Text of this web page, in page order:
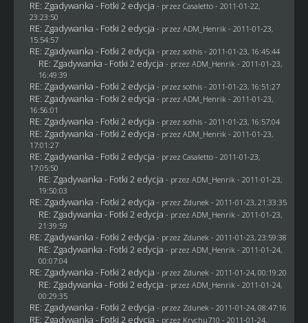
RE: Zgadywanka - Fotki 2 edycja - przez Casaletto- 2011-01-22,
23:23:50
RE: Zgadywanka - Fotki 2 edycja - przez ADM_Henrik - 2011-01-23,
15:54:57
RE: Zgadywanka - Fotki 2 edycja - przez sothis- 2011-01-23, 16:45:44
RE: Zgadywanka - Fotki 2 edycja - przez ADM_Henrik - 2011-01-23,
16:49:39
RE: Zgadywanka - Fotki 2 edycja - przez sothis- 2011-01-23, 16:51:27
RE: Zgadywanka - Fotki 2 edycja - przez ADM_Henrik - 2011-01-23,
16:56:01
RE: Zgadywanka - Fotki 2 edycja - przez sothis- 2011-01-23, 16:57:04
RE: Zgadywanka - Fotki 2 edycja - przez ADM_Henrik - 2011-01-23,
17:01:27
RE: Zgadywanka - Fotki 2 edycja - przez Casaletto- 2011-01-23,
17:05:50
RE: Zgadywanka - Fotki 2 edycja - przez ADM_Henrik - 2011-01-23,
19:50:03
RE: Zgadywanka - Fotki 2 edycja - przez Zdunek - 2011-01-23, 21:33:35
RE: Zgadywanka - Fotki 2 edycja - przez ADM_Henrik - 2011-01-23,
21:39:59
RE: Zgadywanka - Fotki 2 edycja - przez Zdunek - 2011-01-23, 23:59:38
RE: Zgadywanka - Fotki 2 edycja - przez ADM_Henrik - 2011-01-24,
00:07:04
RE: Zgadywanka - Fotki 2 edycja - przez Zdunek - 2011-01-24, 00:19:20
RE: Zgadywanka - Fotki 2 edycja - przez ADM_Henrik - 2011-01-24,
00:29:35
RE: Zgadywanka - Fotki 2 edycja - przez Zdunek - 2011-01-24, 08:47:16
RE: Zgadywanka - Fotki 2 edycja - przez Krychu710 - 2011-01-24,